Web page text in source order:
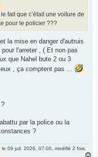
fait que c’était une voiture de
pour le policier ???
la mise en danger d'autruis
l'arreter , ( Et non pas
que Nahel bute 2 ou 3
, ça comptent pas ...
par la police ou la
?
le 09 juil. 2026, 07:00, modifié 2 fois.